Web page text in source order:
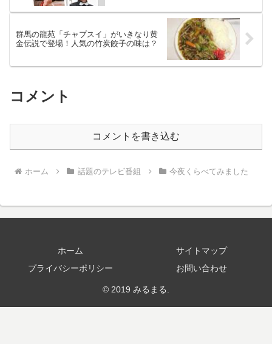
群馬の龍苑「チャプスイ」がいきなり黄
金伝説で登場！人気の竹炭餃子の味は？
コメント
コメントを書き込む
ホーム 話題のテレビ番組 今夜くらべてみました
ホーム
サイトマップ
プライバシーポリシー
お問い合わせ
© 2019 みるまる.